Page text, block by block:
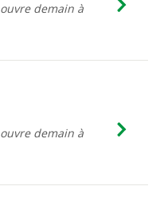
ouvre demain à
ouvre demain à